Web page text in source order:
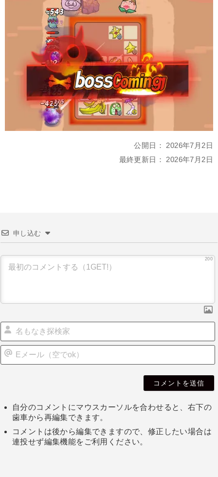
公開日：2026年7月2日
最終更新日：2026年7月2日
申し込む
200
自分のコメントにマウスカーソルを合わせると、右下の
歯車から再編集できます。
コメントは後から編集できますので、修正したい場合は
連投せず編集機能をご利用ください。